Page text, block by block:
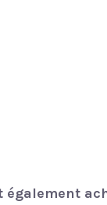
également